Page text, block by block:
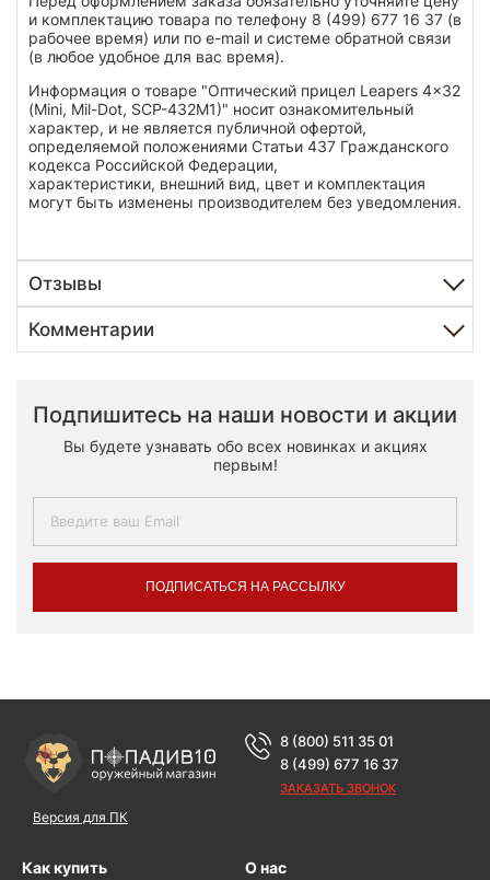
и комплектацию товара по телефону 8 (499) 677 16 37 (в
рабочее время) или по e-mail и системе обратной связи
(в любое удобное для вас время).
Информация о товаре "Оптический прицел Leapers 4x32
(Mini, Mil-Dot, SCP-432M1)" носит ознакомительный
характер, и не является публичной офертой,
определяемой положениями Статьи 437 Гражданского
кодекса Российской Федерации,
характеристики, внешний вид, цвет и комплектация
могут быть изменены производителем без уведомления.
Отзывы
Комментарии
Подпишитесь на наши новости и акции
Вы будете узнавать обо всех новинках и акциях
первым!
ПОДПИСАТЬСЯ НА РАССЫЛКУ
Версия для ПК
8 (800) 511 35 01
8 (499) 677 16 37
ЗАКАЗАТЬ ЗВОНОК
Как купить О нас